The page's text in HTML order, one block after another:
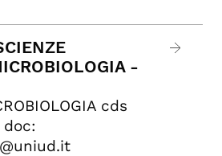
-
cds